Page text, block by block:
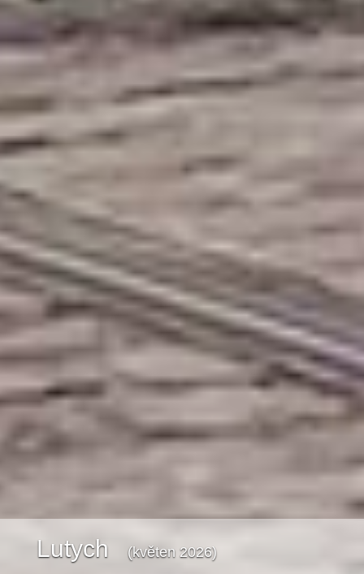
Lutych (květen 2026)